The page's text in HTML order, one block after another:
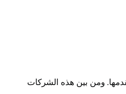
ومن بين هذه الشركات